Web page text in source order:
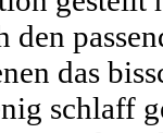
den
das
schlaff